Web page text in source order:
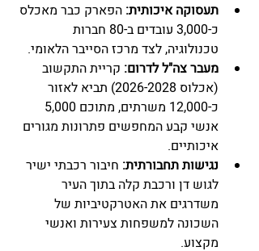
תעסוקה איכותית: הפארק כבר מאכלס
כ-3,000 עובדים ב-80 חברות
טכנולוגיה, לצד מרכז הסייבר הלאומי.
מעבר צה"ל לדרום: קריית התקשוב
(אכלוס 2026-2028) תביא לאזור
אנשי קבע המחפשים פתרונות מגורים
איכותיים.
נגישות תחבורתית: חיבור רכבתי ישיר
לגוש דן ורכבת קלה בתוך העיר
משדרגים את האטרקטיביות של
השכונה למשפחות צעירות ואנשי
מקצוע.